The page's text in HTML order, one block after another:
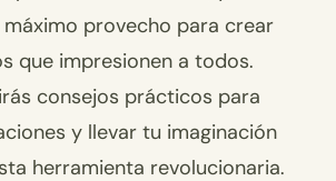
provecho para crear
que impresionen a todos.
consejos prácticos para
y llevar tu imaginación
herramienta revolucionaria.